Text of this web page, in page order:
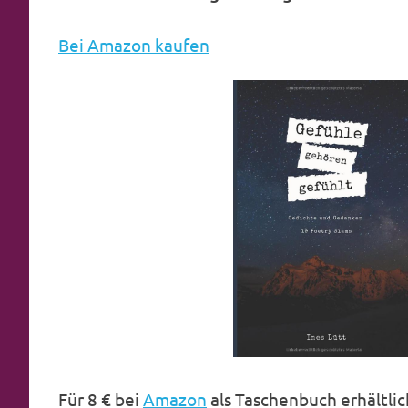
Bei Amazon kaufen
Für 8 € bei Amazon als Taschenbuch